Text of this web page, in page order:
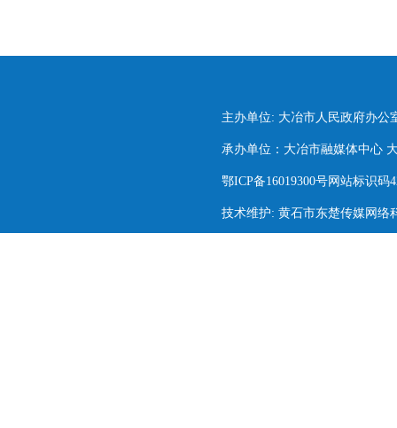
主办单位: 大冶市人民政府办公
承办单位：大冶市融媒体中心
鄂ICP备16019300号网站标识码
技术维护: 黄石市东楚传媒网络